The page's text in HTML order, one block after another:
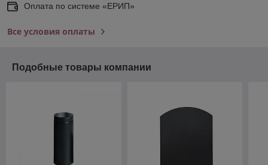
Оплата по системе «ЕРИП»
Все условия оплаты
Подобные товары компании